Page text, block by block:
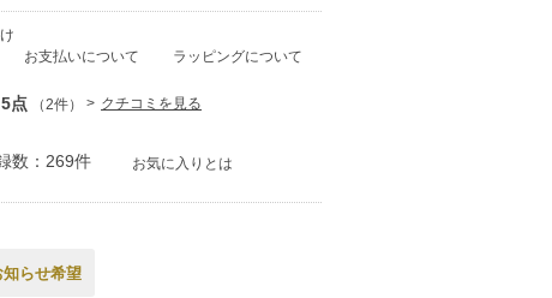
お支払いについて ラッピングについて
5点 （2件） クチコミを見る
数：269件 お気に入りとは
らせ希望